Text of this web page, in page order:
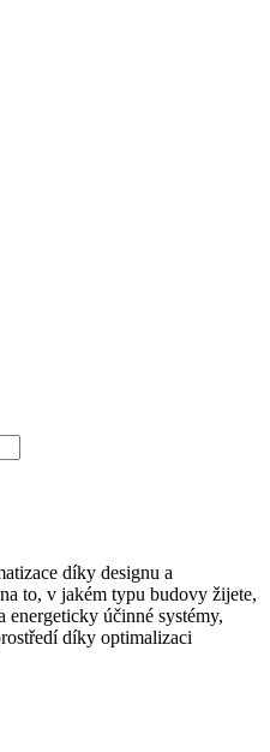
díky designu a
to, v jakém typu budovy žijete,
energeticky účinné systémy,
díky optimalizaci